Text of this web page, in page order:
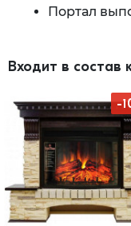
Портал
Входит в состав
-